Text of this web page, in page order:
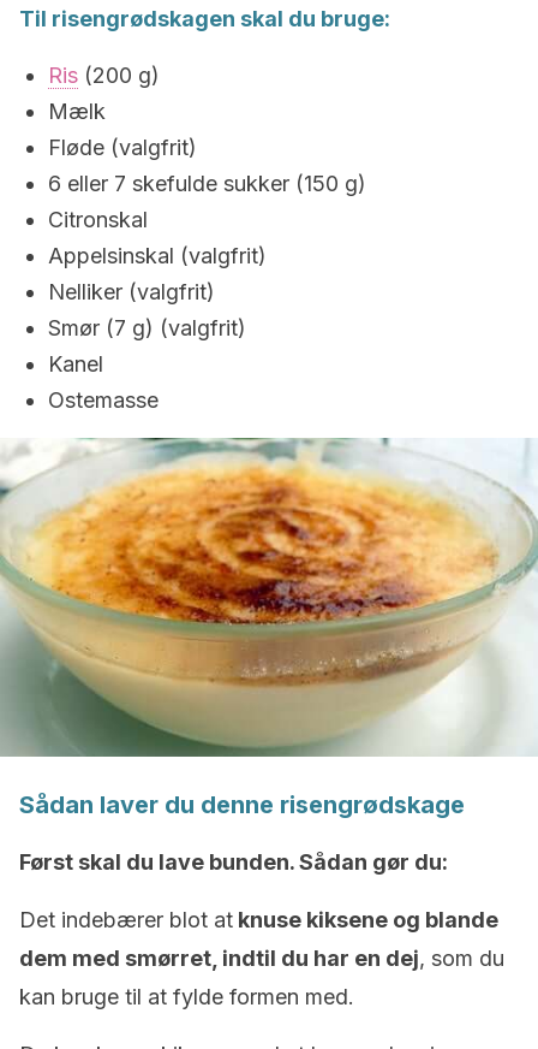
Til risengrødskagen skal du bruge:
Ris (200 g)
Mælk
Fløde (valgfrit)
6 eller 7 skefulde sukker (150 g)
Citronskal
Appelsinskal (valgfrit)
Nelliker (valgfrit)
Smør (7 g) (valgfrit)
Kanel
Ostemasse
Sådan laver du denne risengrødskage
Først skal du lave bunden. Sådan gør du:
Det indebærer blot at knuse kiksene og blande
dem med smørret, indtil du har en dej, som du
kan bruge til at fylde formen med.